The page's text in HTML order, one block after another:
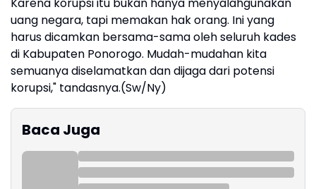
uang negara, tapi memakan hak orang. Ini yang
harus dicamkan bersama-sama oleh seluruh kades
di Kabupaten Ponorogo. Mudah-mudahan kita
semuanya diselamatkan dan dijaga dari potensi
korupsi," tandasnya.(Sw/Ny)
Baca Juga